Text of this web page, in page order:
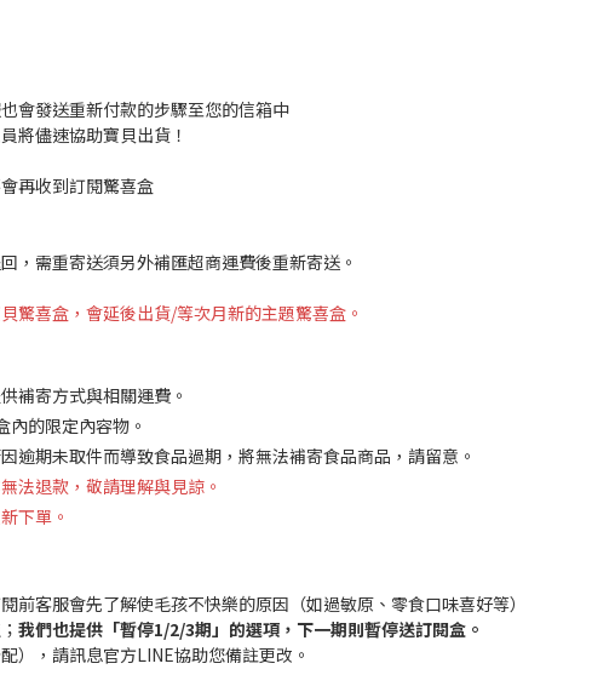
會發送重新付款的步驟至您的信箱中
將儘速協助寶貝出貨！
再收到訂閱驚喜盒
，需重寄送須另外補匯超商運費後重新寄送。
驚喜盒，會延後出貨/等次月新的主題驚喜盒。
補寄方式與相關運費。
的限定內容物。
期未取件而導致食品過期，將無法補寄食品商品，請留意。
法退款，敬請理解與見諒。
下單。
前客服會先了解使毛孩不快樂的原因（如過敏原、零食口味喜好等）
我們也提供「暫停1/2/3期」的選項 ，下一期則暫停送訂閱盒。
），請訊息官方LINE協助您備註更改。